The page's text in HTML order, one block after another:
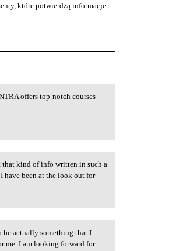
które potwierdzą informacje
offers top-notch courses
that kind of info written in such a
have been at the look out for
be actually something that I
me. I am looking forward for